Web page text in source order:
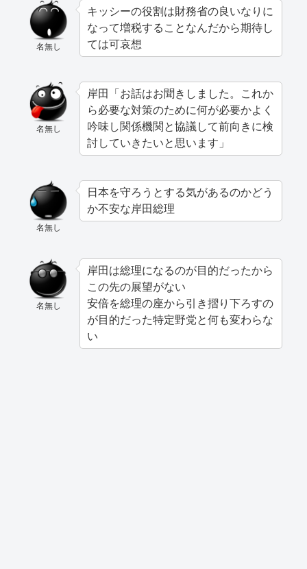
名無し
キッシーの役割は財務省の良いなりに
なって増税することなんだから期待し
ては可哀想
名無し
岸田「お話はお聞きしました。これか
ら必要な対策のために何が必要かよく
吟味し関係機関と協議して前向きに検
討していきたいと思います」
名無し
日本を守ろうとする気があるのかどう
か不安な岸田総理
名無し
岸田は総理になるのが目的だったから
この先の展望がない
安倍を総理の座から引き摺り下ろすの
が目的だった特定野党と何も変わらな
い